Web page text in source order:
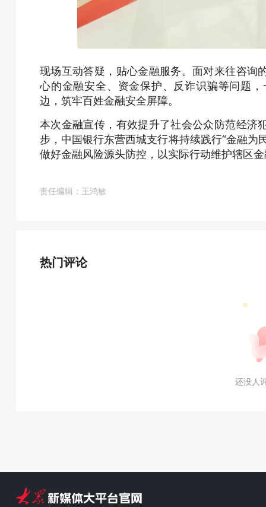
现场互动答疑，贴心金融服务。面对来往咨询
心的金融安全、资金保护、反诈识骗等问题
边，筑牢百姓金融安全屏障。
本次金融宣传，有效提升了社会公众防范经济
步，中国银行东营西城支行将持续践行“金融
做好金融风险源头防控，以实际行动维护辖区
责任编辑：王鸿敏
热门评论
还没人